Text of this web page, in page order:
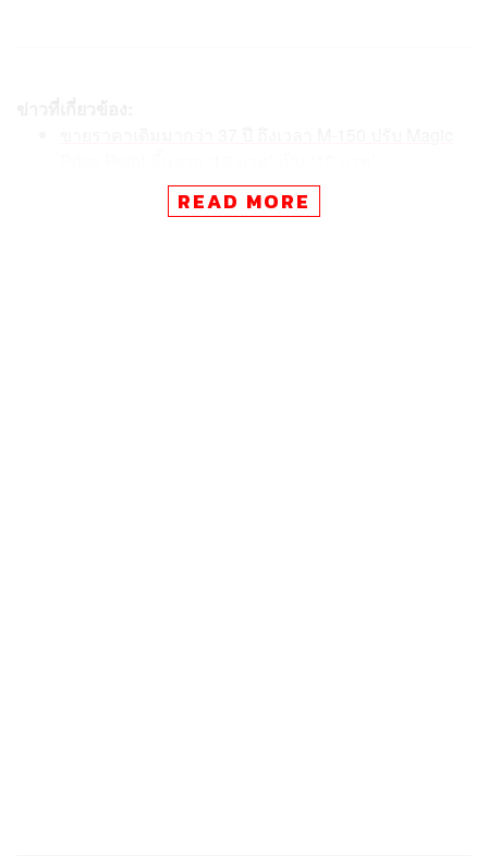
ใครใหญ่กว่ากัน! เทียบฟอร์ม 2 เจ้าตลาดเครื่องดื่มชูกำ
ลัง ในวันที่ ‘M-150’ ขึ้นราคา ส่วน ‘คาราบาวแดง’ ตรึงร
READ MORE